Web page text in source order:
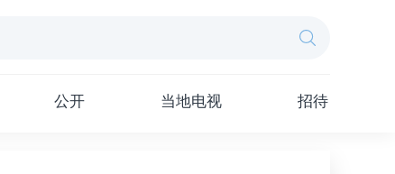
公开 当地电视 招待